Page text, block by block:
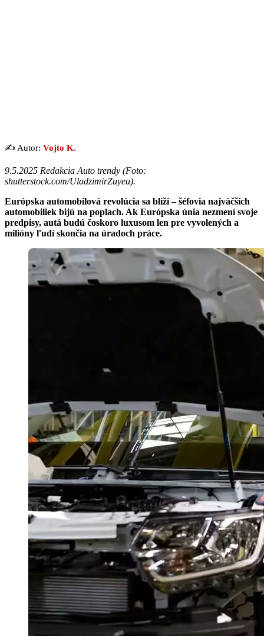
✍️ Autor: Vojto K.
9.5.2025 Redakcia Auto trendy (Foto:
shutterstock.com/UladzimirZuyeu).
Európska automobilová revolúcia sa blíži – šéfovia najväčších
automobiliek bijú na poplach. Ak Európska únia nezmení svoje
predpisy, autá budú čoskoro luxusom len pre vyvolených a
milióny ľudí skončia na úradoch práce.